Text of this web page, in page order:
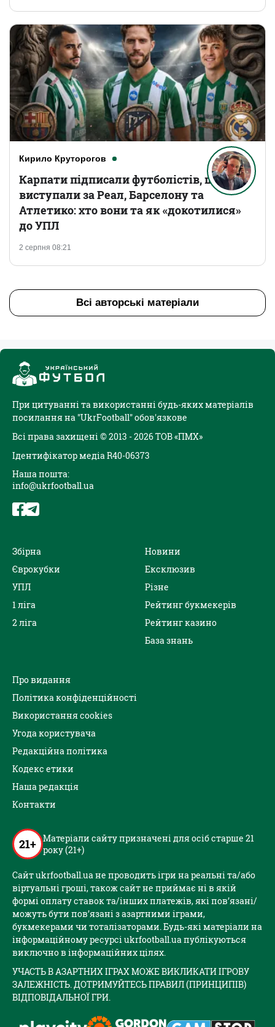
Кирило Круторогов
2 серпня 08:21
Карпати підписали футболістів, що
виступали за Реал, Барселону та
Атлетико: хто вони та як «докотилися»
до УПЛ
Всі авторські матеріали
При цитуванні та використанні будь-яких матеріалів
посилання на "UkrFootball" обов'язкове
Всі права захищені © 2013 - 2026 ТОВ «ПМХ»
Ідентифікатор медіа R40-06373
Наша пошта:
info@ukrfootball.ua
Збірна
Єврокубки
УПЛ
1 ліга
2 ліга
Новини
Ексклюзив
Різне
Рейтинг букмекерів
Рейтинг казино
База знань
Про видання
Політика конфіденційності
Використання cookies
Угода користувача
Редакційна політика
Кодекс етики
Наша редакція
Контакти
21+ Матеріали сайту призначені для осіб старше 21
року (21+)
Сайт ukrfootball.ua не проводить ігри на реальні та/або
віртуальні гроші, також сайт не приймає ні в якій
формі оплату ставок та/інших платежів, які пов’язані/
можуть бути пов’язані з азартними іграми,
букмекерами чи тоталізаторами. Будь-які матеріали на
інформаційному ресурсі ukrfootball.ua публікуються
виключно в інформаційних цілях.
УЧАСТЬ В АЗАРТНИХ ІГРАХ МОЖЕ ВИКЛИКАТИ ІГРОВУ
ЗАЛЕЖНІСТЬ. ДОТРИМУЙТЕСЬ ПРАВИЛ (ПРИНЦИПІВ)
ВІДПОВІДАЛЬНОЇ ГРИ.